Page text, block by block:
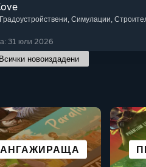
, Симулации,
31 юли 2026
Всички новоиздадени
МЕСТА
ЗА
ПУСКАНЕ
В
DECK